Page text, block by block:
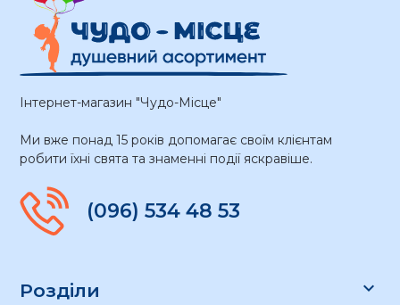
Інтернет-магазин "Чудо-Місце"
Ми вже понад 15 років допомагає своїм клієнтам
робити їхні свята та знаменні події яскравіше.
(096) 534 48 53
Розділи 